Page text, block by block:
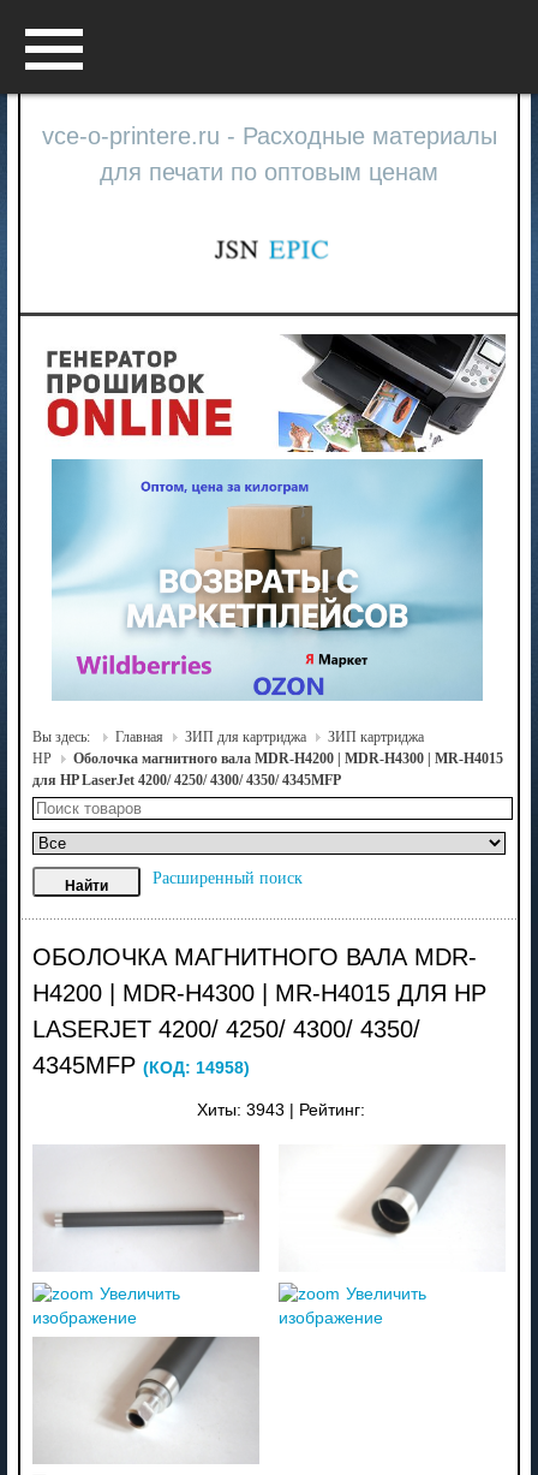
vce-o-printere.ru - Расходные материалы
для печати по оптовым ценам
Вы здесь: Главная ЗИП для картриджа
ЗИП картриджа
HP
Оболочка магнитного вала MDR-H4200 | MDR-H4300 | MR-H4015
для HP LaserJet 4200/ 4250/ 4300/ 4350/ 4345MFP
Расширенный поиск
ОБОЛОЧКА МАГНИТНОГО ВАЛА MDR-
H4200 | MDR-H4300 | MR-H4015 ДЛЯ HP
LASERJET 4200/ 4250/ 4300/ 4350/
4345MFP (КОД: 14958)
Хиты: 3943 Рейтинг:
Увеличить
изображение
Увеличить
изображение